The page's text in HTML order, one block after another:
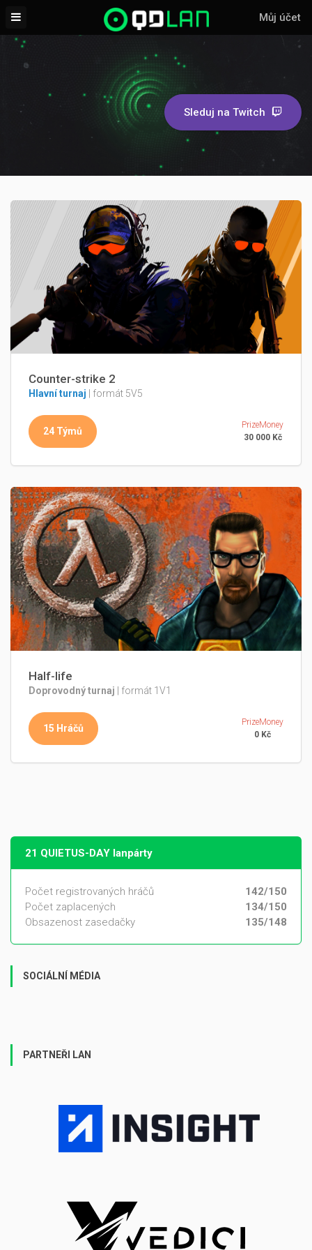
Můj účet
Sleduj na Twitch
Counter-strike 2
Hlavní turnaj | formát 5V5
24 Týmů
PrizeMoney
30 000 Kč
Half-life
Doprovodný turnaj | formát 1V1
15 Hráčů
PrizeMoney
0 Kč
21 QUIETUS-DAY lanpárty
Počet registrovaných hráčů
142/150
Počet zaplacených
134/150
Obsazenost zasedačky
135/148
SOCIÁLNÍ MÉDIA
PARTNEŘI LAN